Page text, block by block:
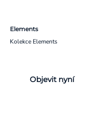
Elements
Kolekce Elements
Objevit nyní